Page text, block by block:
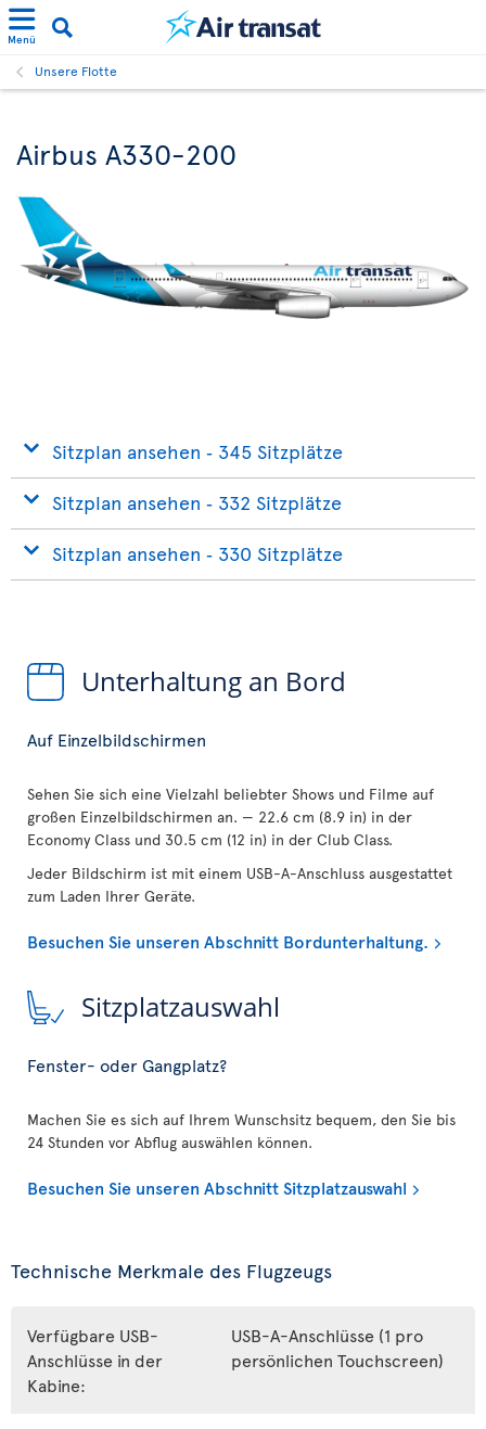
Menü
Unsere Flotte
Airbus A330-200
Sitzplan ansehen ‐ 345 Sitzplätze
Sitzplan ansehen ‐ 332 Sitzplätze
Sitzplan ansehen ‐ 330 Sitzplätze
Unterhaltung an Bord
Auf Einzelbildschirmen
Sehen Sie sich eine Vielzahl beliebter Shows und Filme auf
großen Einzelbildschirmen an. — 22.6 cm (8.9 in) in der
Economy Class und 30.5 cm (12 in) in der Club Class.
Jeder Bildschirm ist mit einem USB-A-Anschluss ausgestattet
zum Laden Ihrer Geräte.
Besuchen Sie unseren Abschnitt Bordunterhaltung.
Sitzplatzauswahl
Fenster- oder Gangplatz?
Machen Sie es sich auf Ihrem Wunschsitz bequem, den Sie bis
24 Stunden vor Abflug auswählen können.
Besuchen Sie unseren Abschnitt Sitzplatzauswahl
Technische Merkmale des Flugzeugs
Verfügbare USB-
Anschlüsse in der
Kabine:
USB-A-Anschlüsse (1 pro
persönlichen Touchscreen)